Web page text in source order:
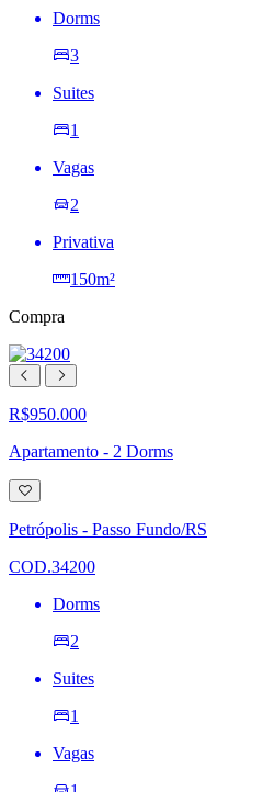
Dorms
3
Suites
1
Vagas
2
Privativa
150m²
Compra
R$950.000
Apartamento - 2 Dorms
Adicionar
à
lista
de
Petrópolis - Passo Fundo/RS
COD.34200
Dorms
2
Suites
1
Vagas